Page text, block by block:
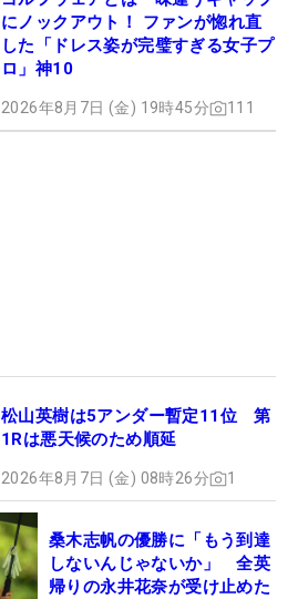
にノックアウト！ ファンが惚れ直
した「ドレス姿が完璧すぎる女子プ
ロ」神10
2026年8月7日 (金) 19時45分 111
松山英樹は5アンダー暫定11位 第
1Rは悪天候のため順延
2026年8月7日 (金) 08時26分 1
桑木志帆の優勝に「もう到達
しないんじゃないか」 全英
帰りの永井花奈が受け止めた